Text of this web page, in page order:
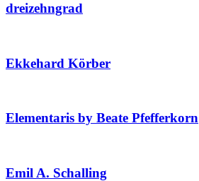
dreizehngrad
Ekkehard Körber
Elementaris by Beate Pfefferkorn
Emil A. Schalling